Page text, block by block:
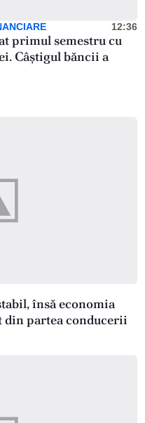
12:36
primul semestru cu
Câștigul băncii a
însă economia
din partea conducerii